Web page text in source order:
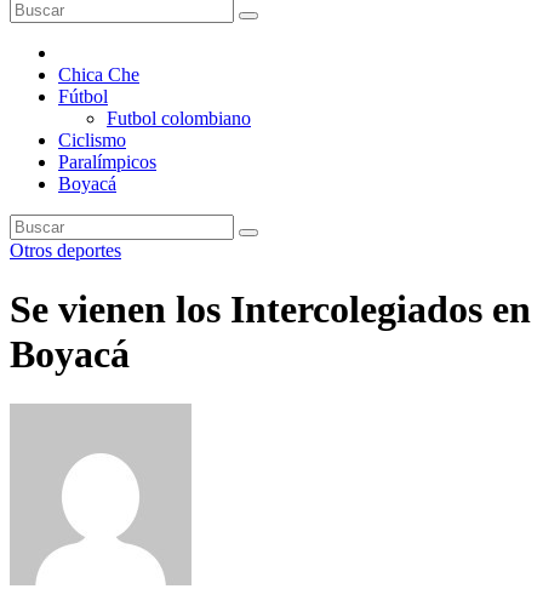
Chica Che
Fútbol
Futbol colombiano
Ciclismo
Paralímpicos
Boyacá
Otros deportes
Se vienen los Intercolegiados en
Boyacá